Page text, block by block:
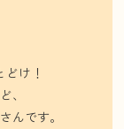
け！
、
んです。